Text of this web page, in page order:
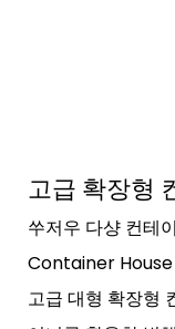
고급 확장형
쑤저우 다샹 컨테
Container House
고급 대형 확장형